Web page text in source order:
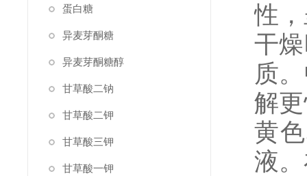
蛋白糖
异麦芽酮糖
异麦芽酮糖醇
甘草酸二钠
甘草酸二钾
甘草酸三钾
甘草酸一钾
性
干
质
解
黄
液